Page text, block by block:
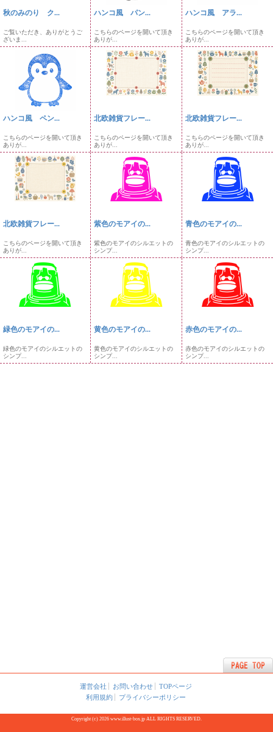
秋のみのり ク...
ご覧いただき、ありがとうご
ざいま...
ハンコ風 パン...
こちらのページを開いて頂き
ありが...
ハンコ風 アラ...
こちらのページを開いて頂き
ありが...
ハンコ風 ペン...
こちらのページを開いて頂き
ありが...
北欧雑貨フレー...
こちらのページを開いて頂き
ありが...
北欧雑貨フレー...
こちらのページを開いて頂き
ありが...
北欧雑貨フレー...
こちらのページを開いて頂き
ありが...
紫色のモアイの...
紫色のモアイのシルエットの
シンプ...
青色のモアイの...
青色のモアイのシルエットの
シンプ...
緑色のモアイの...
緑色のモアイのシルエットの
シンプ...
黄色のモアイの...
黄色のモアイのシルエットの
シンプ...
赤色のモアイの...
赤色のモアイのシルエットの
シンプ...
運営会社 お問い合わせ
TOPページ
利用規約
プライバシーポリシー
Copyright (c) 2026 www.illust-box.jp ALL RIGHTS RESERVED.